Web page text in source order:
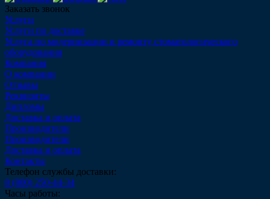
Заказать звонок
Услуги
Услуги по доставке
Услуга по модернизации и ремонту стоматологического
оборудования
Компания
О компании
Отзывы
Реквизиты
Дипломы
Доставка и оплата
Производители
Производители
Доставка и оплата
Контакты
Телефон службы доставки:
8 (800) 250-44-34
Часы работы: